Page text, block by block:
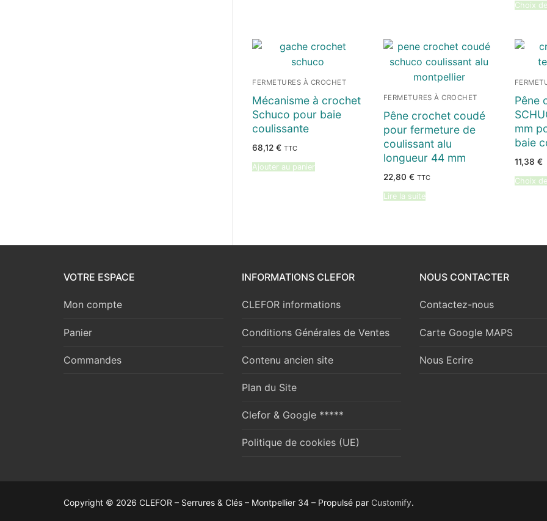
Choix
FERMETURES À CROCHET
Mécanisme à crochet
Schuco pour baie
coulissante
68,12 € TTC
Ajouter au panier
FERMETURES À CROCHET
Pêne crochet coudé
pour fermeture de
coulissant alu
longueur 44 mm
22,80 € TTC
Lire la suite
Pêne
mm
baie
11,38 €
Choix
VOTRE ESPACE
Mon compte
Panier
Commandes
INFORMATIONS CLEFOR
CLEFOR informations
Conditions Générales de Ventes
Contenu ancien site
Plan du Site
Clefor & Google *****
Politique de cookies (UE)
NOUS CONTACTER
Contactez-nous
Carte Google MAPS
Nous Ecrire
Copyright © 2026 CLEFOR – Serrures & Clés – Montpellier 34 – Propulsé par Customify.